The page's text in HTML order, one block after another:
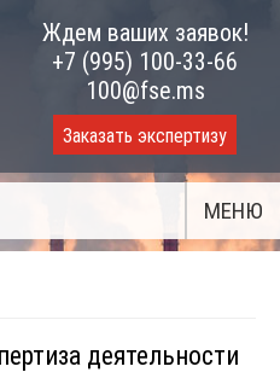
Ждем ваших заявок!
+7 (995) 100-33-66
100@fse.ms
Заказать экспертизу
МЕНЮ
деятельности